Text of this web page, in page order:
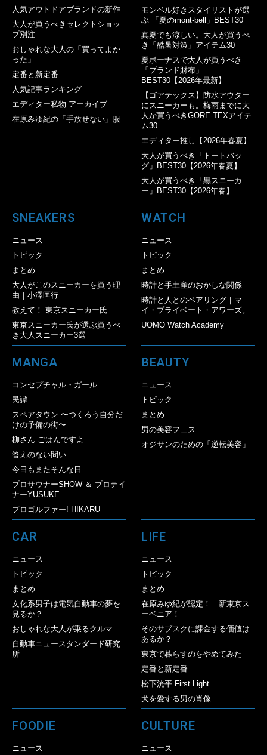
人気アウトドアブランドの新作
大人が買うべきセレクトショッ
プ別注
おしゃれな大人の「買ってよか
った」
定番と新定番
人気記事ランキング
エディター私物 アーカイブ
在原みゆ紀の「手放せない」服
モンベル好きスタイリストが選
ぶ 「夏のmont-bell」BEST30
真夏でも涼しい。大人が買うべ
き「酷暑対策」アイテム30
夏ボーナスで大人が買うべき
「ブランド財布」
BEST30【2026年最新】
【ゴアテックス】防水アウター
にスニーカーも。梅雨までに大
人が買うべきGORE-TEXアイテ
ム30
エディター推し【2026年春夏】
大人が買うべき「トートバッ
グ」BEST30【2026年春夏】
大人が買うべき「黒スニーカ
ー」BEST30【2026年春】
SNEAKERS
ニュース
トピック
まとめ
大人がこのスニーカーを買う理
由｜小澤匡行
教えて！ 東京スニーカー氏
東京スニーカー氏が選ぶ買うべ
き大人スニーカー3選
WATCH
ニュース
トピック
まとめ
時計と手土産のおかしな関係
時計と人とのペアリング｜マ
イ・プライベート・アワーズ。
UOMO Watch Academy
MANGA
コンセプチャル・ガール
民譚
スペアタウン 〜つくろう自分だ
けの予備の街〜
柳さん ごはんですよ
答えのない問い
今日もまたそんな日
プロサウナーSHOW ＆ プロテイ
ナーYUSUKE
プロゴルファー! HIKARU
BEAUTY
ニュース
トピック
まとめ
男の美容フェス
オジサンのための「逆転美容」
CAR
ニュース
トピック
まとめ
文化系男子は電気自動車の夢を
見るか？
おしゃれな大人が乗るクルマ
自動車ニュースタンダード研究
所
LIFE
ニュース
トピック
まとめ
在原みゆ紀が認定！ 新東京ス
ーベニア！
そのサブスクに課金する価値は
あるか？
東京で暮らすのをやめてみた
定番と新定番
松下洸平 First Light
犬を愛する男の肖像
FOODIE
ニュース
CULTURE
ニュース